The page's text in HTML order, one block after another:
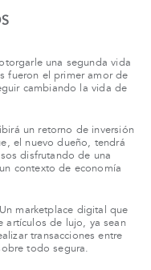
una segunda vida
fueron el primer amor de
cambiando la vida de
un retorno de inversión
el nuevo dueño, tendrá
disfrutando de una
contexto de economía
marketplace digital que
artículos de lujo, ya sean
transacciones entre
todo segura.